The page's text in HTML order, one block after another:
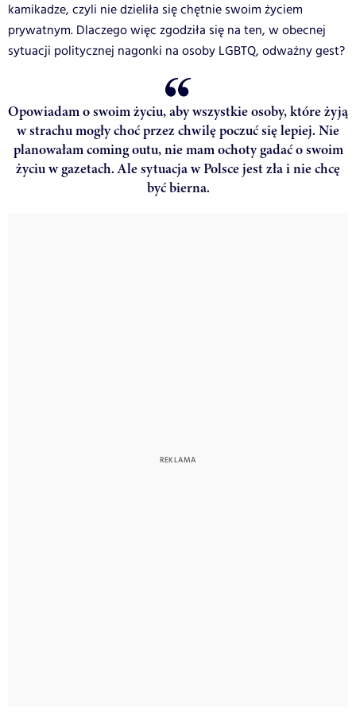
kamikadze, czyli nie dzieliła się chętnie swoim życiem
prywatnym. Dlaczego więc zgodziła się na ten, w obecnej
sytuacji politycznej nagonki na osoby LGBTQ, odważny gest?
Opowiadam o swoim życiu, aby wszystkie osoby, które żyją
w strachu mogły choć przez chwilę poczuć się lepiej. Nie
planowałam coming outu, nie mam ochoty gadać o swoim
życiu w gazetach. Ale sytuacja w Polsce jest zła i nie chcę
być bierna.